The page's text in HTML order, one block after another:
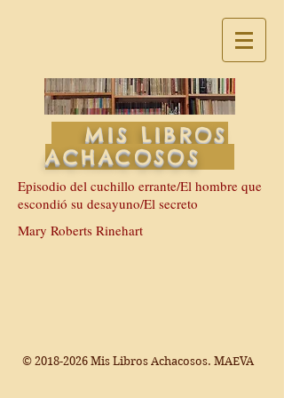
MIS LIBROS
ACHACOSOS
Episodio del cuchillo errante/El hombre que
escondió su desayuno/El secreto
Mary Roberts Rinehart
© 2018-2026 Mis Libros Achacosos. MAEVA